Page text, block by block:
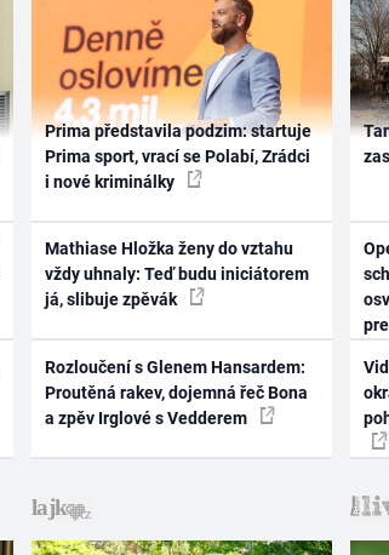
Prima představila podzim: startuje
Prima sport, vrací se Polabí, Zrádci
i nové kriminálky
Mathiase Hložka ženy do vztahu
vždy uhnaly: Teď budu iniciátorem
já, slibuje zpěvák
Rozloučení s Glenem Hansardem:
Proutěná rakev, dojemná řeč Bona
a zpěv Irglové s Vedderem